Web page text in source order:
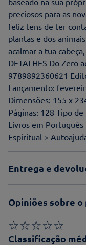
preciosos para as
feliz tens de ter
plantas e dos
acalmar a tua
DETALHES Do Zero
9789892360621
Lançamento:
Dimensões: 155 x
Páginas: 128 Tipo
Livros em
Espiritual >
Entrega e
Opiniões sobre
☆☆☆☆☆
Classificação